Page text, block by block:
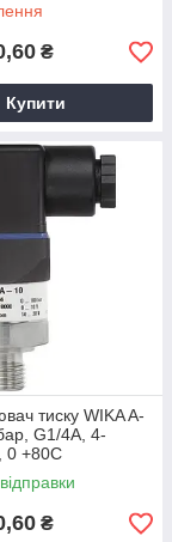
₴
Купити
тиску WIKA A-
G1/4А, 4-
0 +80С
₴